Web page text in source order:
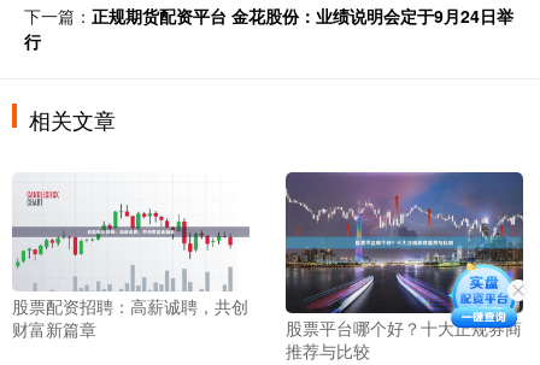
下一篇： 正规期货配资平台 金花股份：业绩说明会定于9月24日举
行
相关文章
股票配资招聘：高薪诚聘，共创
财富新篇章
股票平台哪个好？十大正规券商
推荐与比较